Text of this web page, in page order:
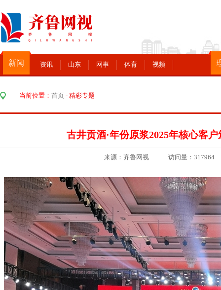
新闻 资讯 山东 网事 体育 视频
当前位置： 首页 - 精彩专题
古井贡酒·年份原浆2025年核心客
来源：齐鲁网视 访问量：317964